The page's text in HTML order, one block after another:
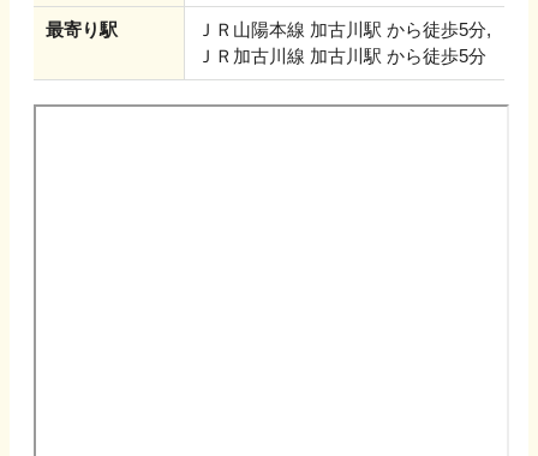
最寄り駅
ＪＲ山陽本線 加古川駅 から徒歩5分,
ＪＲ加古川線 加古川駅 から徒歩5分